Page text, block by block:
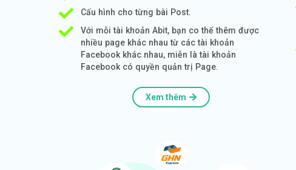
Cấu hình cho từng bài Post.
Với mỗi tài khoản Abit, bạn co thể thêm được
nhiều page khác nhau từ các tài khoản
Facebook khác nhau, miễn là tài khoản
Facebook có quyền quản trị Page.
Xem thêm